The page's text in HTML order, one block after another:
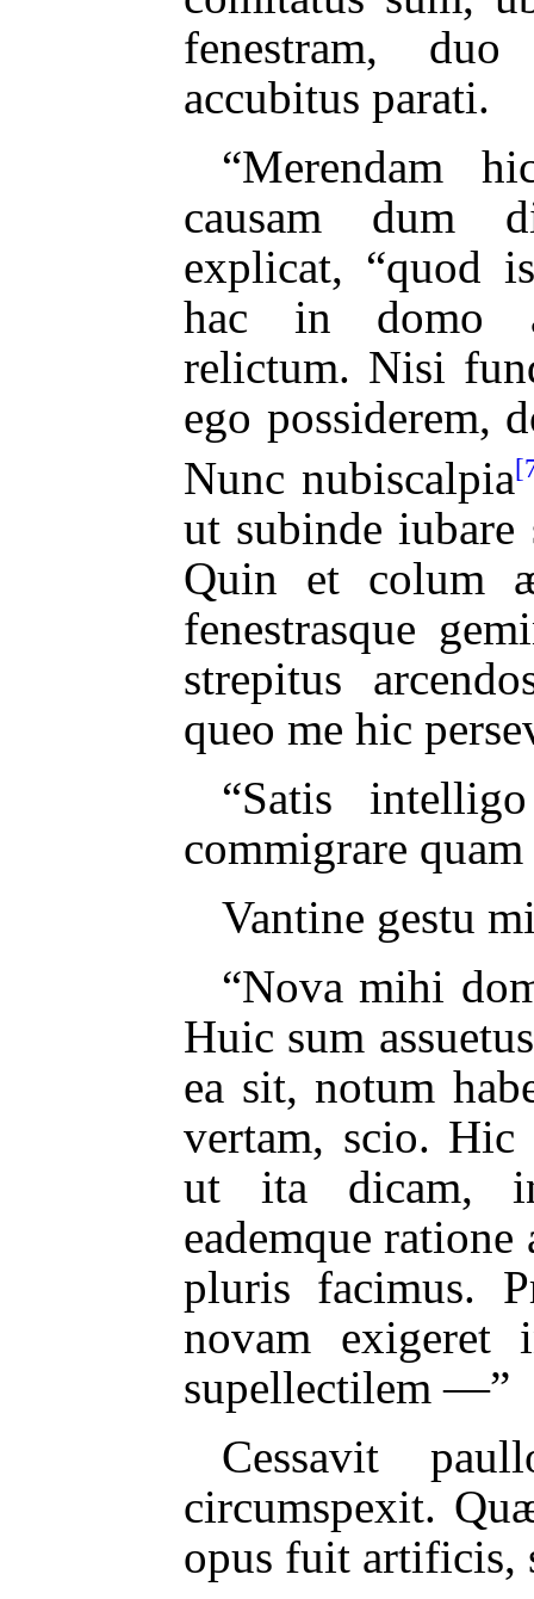
fenestram,
accubitus parati.
“Merendam
causam dum
explicat, “quod
hac in domo
relictum. Nisi
ego possiderem,
Nunc nubiscalpia
ut subinde
Quin et colum
fenestrasque
strepitus
queo me hic
“Satis
commigrare
Vantine gestu
“Nova mihi
Huic sum
ea sit, notum
vertam, scio. Hic
ut ita dicam,
eademque ratione
pluris facimus.
novam exigeret
supellectilem —”
Cessavit
circumspexit.
opus fuit artificis,